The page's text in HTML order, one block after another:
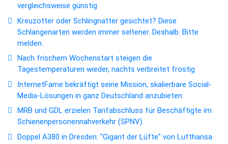
vergleichsweise günstig
Kreuzotter oder Schlingnatter gesichtet? Diese
Schlangenarten werden immer seltener. Deshalb: Bitte
melden.
Nach frischem Wochenstart steigen die
Tagestemperaturen wieder, nachts verbreitet frostig
InternetFame bekräftigt seine Mission, skalierbare Social-
Media-Lösungen in ganz Deutschland anzubieten
MRB und GDL erzielen Tarifabschluss für Beschäftigte im
Schienenpersonennahverkehr (SPNV)
Doppel A380 in Dresden: "Gigant der Lüfte" von Lufthansa